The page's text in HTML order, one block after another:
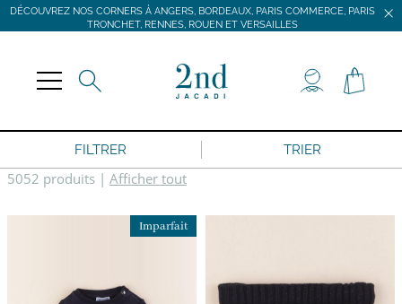
DÉCOUVREZ NOS CORNERS À ANGERS, BORDEAUX, PARIS COMMERCE, PARIS
TRONCHET, RENNES, ROUEN ET VERSAILLES
DÉCOUVREZ NOS CORNERS À ANGERS, BORDEAUX, PARIS COMMERCE, PARIS
TRONCHET, RENNES, ROUEN ET VERSAILLES
FILTRER TRIER
5052 produits | Afficher tout
Imparfait